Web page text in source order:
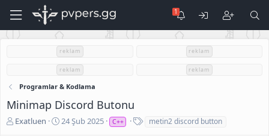
reklam reklam
reklam reklam
Programlar & Kodlama
Minimap Discord Butonu
K
Exatluen
B
24 Şub 2025 C++ metin2 discord button